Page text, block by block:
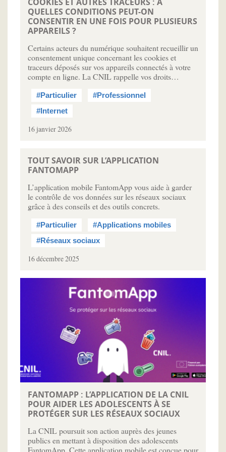
QUELLES CONDITIONS PEUT-ON
CONSENTIR EN UNE FOIS POUR PLUSIEURS
APPAREILS ?
Certains acteurs du numérique souhaitent recueillir un
consentement unique concernant les cookies et
traceurs déposés sur vos appareils connectés à votre
compte en ligne. La CNIL rappelle vos droits…
#Particulier
#Professionnel
#Internet
16 janvier 2026
TOUT SAVOIR SUR L’APPLICATION
FANTOMAPP
L’application mobile FantomApp vous aide à garder
le contrôle de vos données sur les réseaux sociaux
grâce à des conseils et des outils concrets.
#Particulier
#Applications mobiles
#Réseaux sociaux
16 décembre 2025
FANTOMAPP : L’APPLICATION DE LA CNIL
POUR AIDER LES ADOLESCENTS À SE
PROTÉGER SUR LES RÉSEAUX SOCIAUX
La CNIL poursuit son action auprès des jeunes
publics en mettant à disposition des adolescents